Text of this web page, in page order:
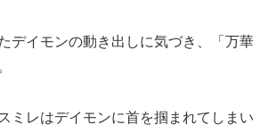
デイモンの動き出しに気づき、「万華
ミレはデイモンに首を掴まれてしまい